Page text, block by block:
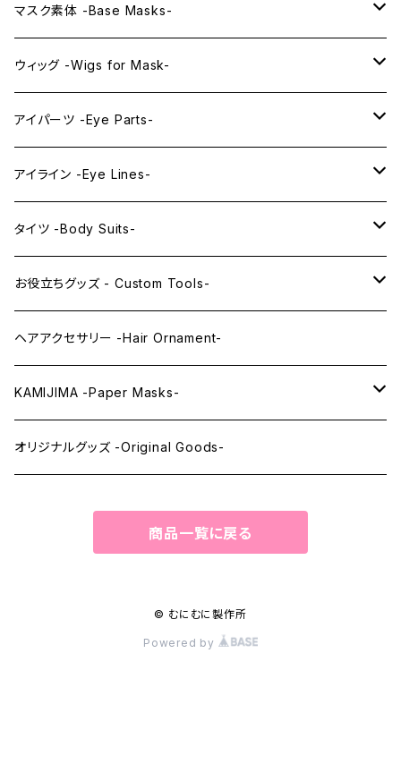
プレミアムマスク素体-Premium base masks-
プレミアムウィッグ -Premium Wigs-
プレミアムレンズアイ -Premium Lens eye-
KAWAII EX series
KAWAII series
IDOL series
PRINCESS series
KAWAII Little series
マスク素体 -Base Masks-
アニメマスク -Anime Masks-
ドールマスク -Doll Masks-
ウィッグ -Wigs for Mask-
ロング -Long-
ミドル -Middle-
アイパーツ -Eye Parts-
レンズアイ -Lens Eyes-
レンズアイ
レンズアイEX
クリスタルアイ -Crystal Eyes-
アイライン -Eye Lines-
アイラインステッカー -Eye Line Stickers-
まゆ毛 -Eyebrows-
まつ毛 -Eyelash-
タイツ -Body Suits-
全身タイツ -Full Body Suits-
上半身タイツ -Upper Body Suits-
お役立ちグッズ - Custom Tools-
カスタム用品 -Custom Tools-
ウィッグメンテナンス -Wig Maintenance-
ヘアアクセサリー -Hair Ornament-
KAMIJIMA -Paper Masks-
ペーパーマスク -Paper Masks-
オリジナルグッズ -Original Goods-
商品一覧に戻る
© むにむに製作所
Powered by